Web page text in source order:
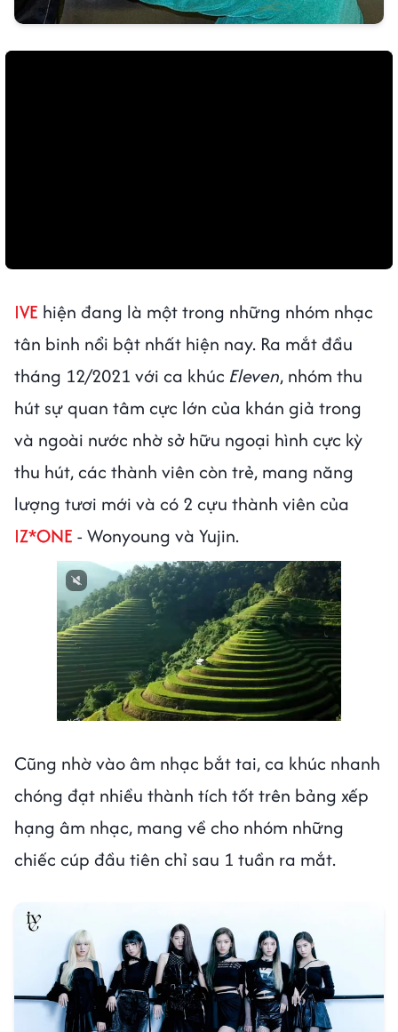
IVE hiện đang là một trong những nhóm nhạc
tân binh nổi bật nhất hiện nay. Ra mắt đầu
tháng 12/2021 với ca khúc Eleven, nhóm thu
hút sự quan tâm cực lớn của khán giả trong
và ngoài nước nhờ sở hữu ngoại hình cực kỳ
thu hút, các thành viên còn trẻ, mang năng
lượng tươi mới và có 2 cựu thành viên của
IZ*ONE - Wonyoung và Yujin.
Cũng nhờ vào âm nhạc bắt tai, ca khúc nhanh
chóng đạt nhiều thành tích tốt trên bảng xếp
hạng âm nhạc, mang về cho nhóm những
chiếc cúp đầu tiên chỉ sau 1 tuần ra mắt.